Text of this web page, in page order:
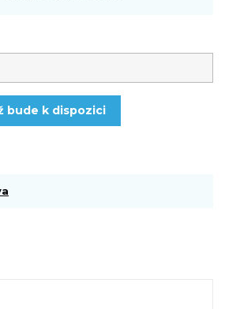
bude k dispozici